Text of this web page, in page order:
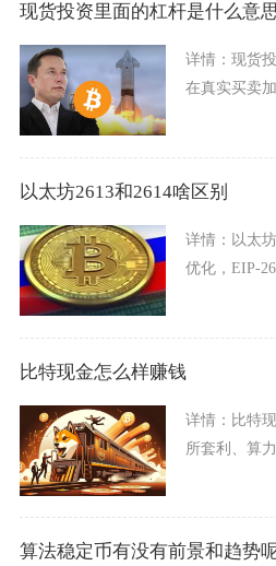
现货投资里面的杠杆是什么意
详情： 现货
在真实买卖
以太坊2613和2614啥区别
详情： 以太
优化，EIP-
比特现金怎么样赚钱
详情： 比特
所套利、算
算法稳定币有没有前景和趋势